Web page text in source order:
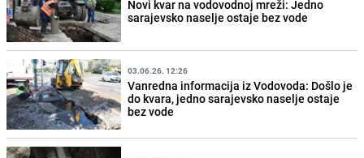
Novi kvar na vodovodnoj mreži: Jedno
sarajevsko naselje ostaje bez vode
03.06.26. 12:26
Vanredna informacija iz Vodovoda: Došlo je
do kvara, jedno sarajevsko naselje ostaje
bez vode